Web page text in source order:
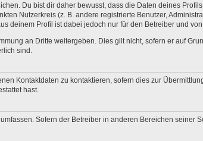
Du bist dir daher bewusst, dass die Daten deines
Nutzerkreis (z. B. andere registrierte Benutzer,
deinem Profil ist dabei jedoch nur für den Betreiber und
an Dritte weitergeben. Dies gilt nicht, sofern er auf
sind.
Kontaktdaten zu kontaktieren, sofern dies zur
hast.
Sofern der Betreiber in anderen Bereichen